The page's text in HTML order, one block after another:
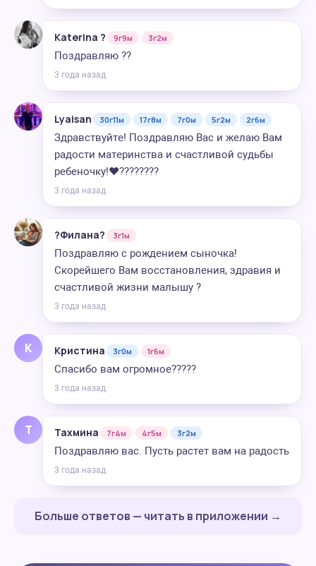
Katerina ? 9г9м 3г2м
Поздравляю ??
3 года назад
Lyaisan 30г11м 17г8м 7г0м 5г2м 2г6м
Здравствуйте! Поздравляю Вас и желаю Вам
радости материнства и счастливой судьбы
ребеночку!❤️????????
3 года назад
?Филана? 3г1м
Поздравляю с рождением сыночка!
Скорейшего Вам восстановления, здравия и
счастливой жизни малышу ?
3 года назад
К Кристина 3г0м 1г6м
Спасибо вам огромное?????
3 года назад
Т Тахмина 7г4м 4г5м 3г2м
Поздравляю вас. Пусть растет вам на радость
3 года назад
Больше ответов — читать в приложении →